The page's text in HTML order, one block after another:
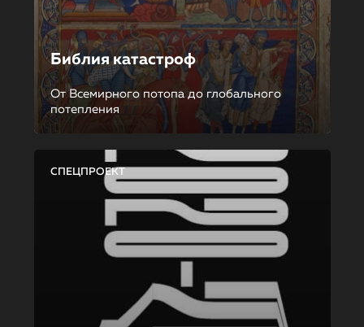
Библия катастроф
От Всемирного потопа до глобального
потепления
СПЕЦПРОЕКТ